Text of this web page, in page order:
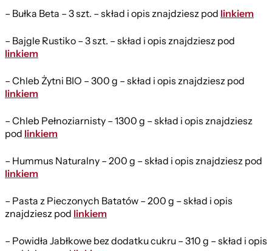
– Bułka Beta – 3 szt. – skład i opis znajdziesz pod linkiem
– Bajgle Rustiko – 3 szt. – skład i opis znajdziesz pod
linkiem
– Chleb Żytni BIO – 300 g – skład i opis znajdziesz pod
linkiem
– Chleb Pełnoziarnisty – 1300 g – skład i opis znajdziesz
pod linkiem
– Hummus Naturalny – 200 g – skład i opis znajdziesz pod
linkiem
– Pasta z Pieczonych Batatów – 200 g – skład i opis
znajdziesz pod linkiem
– Powidła Jabłkowe bez dodatku cukru – 310 g – skład i opis